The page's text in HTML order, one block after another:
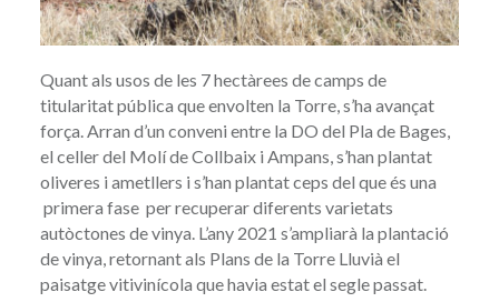
Quant als usos de les 7 hectàrees de camps de
titularitat pública que envolten la Torre, s’ha avançat
força. Arran d’un conveni entre la DO del Pla de Bages,
el celler del Molí de Collbaix i Ampans, s’han plantat
oliveres i ametllers i s’han plantat ceps del que és una
primera fase per recuperar diferents varietats
autòctones de vinya. L’any 2021 s’ampliarà la plantació
de vinya, retornant als Plans de la Torre Lluvià el
paisatge vitivinícola que havia estat el segle passat.